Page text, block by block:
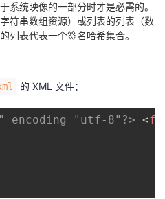
系统映像的一部分时才是必需的。
符串数组资源）或列表的列表（数
列表代表一个签名哈希集合。
的 XML 文件：
encoding="utf-8"?> <